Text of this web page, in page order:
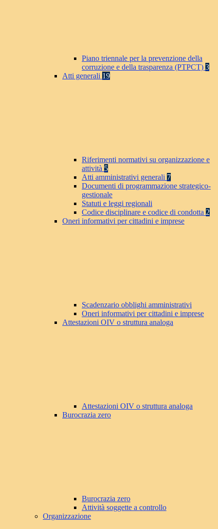
Piano triennale per la prevenzione della
corruzione e della trasparenza (PTPCT) 3
Atti generali 19
Riferimenti normativi su organizzazione e
attività 5
Atti amministrativi generali 7
Documenti di programmazione strategico-
gestionale
Statuti e leggi regionali
Codice disciplinare e codice di condotta 2
Oneri informativi per cittadini e imprese
Scadenzario obblighi amministrativi
Oneri informativi per cittadini e imprese
Attestazioni OIV o struttura analoga
Attestazioni OIV o struttura analoga
Burocrazia zero
Burocrazia zero
Attività soggette a controllo
Organizzazione